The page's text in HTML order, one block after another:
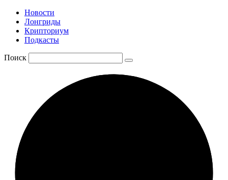
Новости
Лонгриды
Крипториум
Подкасты
Поиск